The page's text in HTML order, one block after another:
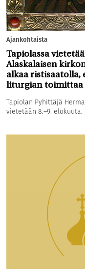
Ajankohtaista
Tapiolassa
Alaskalaisen
alkaa ristisaatolla,
liturgian toimittaa
Tapiolan Pyhittäjä
vietetään 8.–9. elokuuta.